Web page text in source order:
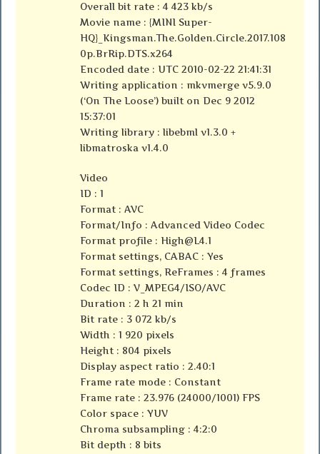
Overall bit rate : 4 423 kb/s
Movie name : {MINI Super-
HQ}_Kingsman.The.Golden.Circle.2017.108
0p.BrRip.DTS.x264
Encoded date : UTC 2010-02-22 21:41:31
Writing application : mkvmerge v5.9.0
(‘On The Loose’) built on Dec 9 2012
15:37:01
Writing library : libebml v1.3.0 +
libmatroska v1.4.0
Video
ID : 1
Format : AVC
Format/Info : Advanced Video Codec
Format profile :High@L4.1
Format settings, CABAC : Yes
Format settings, ReFrames : 4 frames
Codec ID : V_MPEG4/ISO/AVC
Duration : 2 h 21 min
Bit rate : 3 072 kb/s
Width : 1 920 pixels
Height : 804 pixels
Display aspect ratio : 2.40:1
Frame rate mode : Constant
Frame rate : 23.976 (24000/1001) FPS
Color space : YUV
Chroma subsampling : 4:2:0
Bit depth : 8 bits